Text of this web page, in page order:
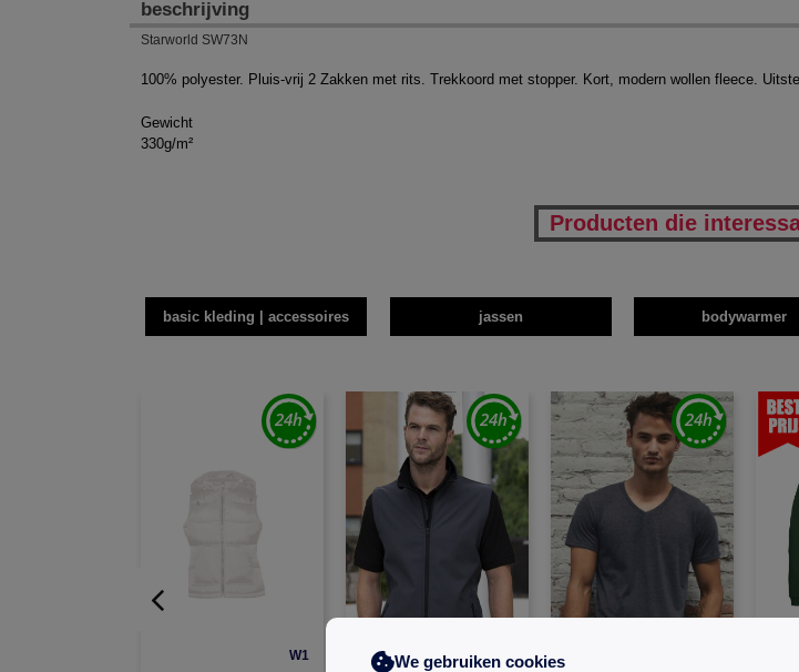
beschrijving
Starworld SW73N
100% polyester. Pluis-vrij 2 Zakken met rits. Trekkoord met stopper. Kort, modern wollen fleece.
Gewicht
330g/m²
Producten die
basic kleding | accessoires jassen bodywarmer
W1 W1
We gebruiken cookies